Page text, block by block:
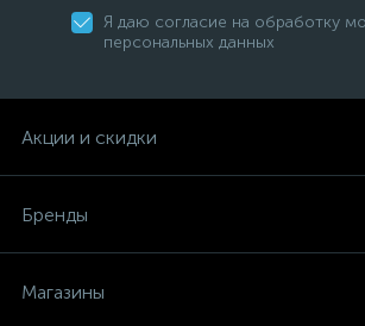
Я даю согласие на обработку
персональных данных
Акции и скидки
Бренды
Магазины